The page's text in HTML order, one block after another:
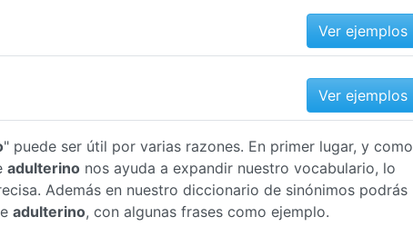
Ver ejemplos
Ver ejemplos
" puede ser útil por varias razones. En primer lugar, y como
adulterino nos ayuda a expandir nuestro vocabulario, lo
Además en nuestro diccionario de sinónimos podrás
adulterino, con algunas frases como ejemplo.